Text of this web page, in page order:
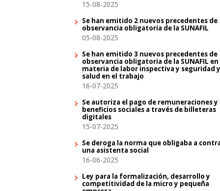
15-08-2025
Se han emitido 2 nuevos precedentes de
observancia obligatoria de la SUNAFIL
05-08-2025
Se han emitido 3 nuevos precedentes de
observancia obligatoria de la SUNAFIL en
materia de labor inspectiva y seguridad y
salud en el trabajo
16-07-2025
Se autoriza el pago de remuneraciones y
beneficios sociales a través de billeteras
digitales
15-07-2025
Se deroga la norma que obligaba a
una asistenta social
16-06-2025
Ley para la formalización, desarrollo y
competitividad de la micro y pequeña